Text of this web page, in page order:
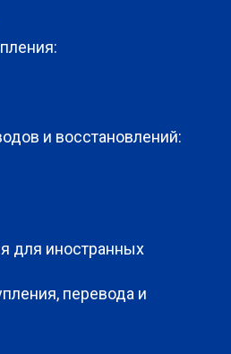
и восстановлений:
для иностранных
перевода и